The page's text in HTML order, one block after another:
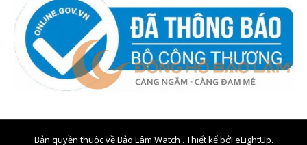
Bản quyền thuộc về Bảo Lâm Watch . Thiết kế bởi eLightUp.